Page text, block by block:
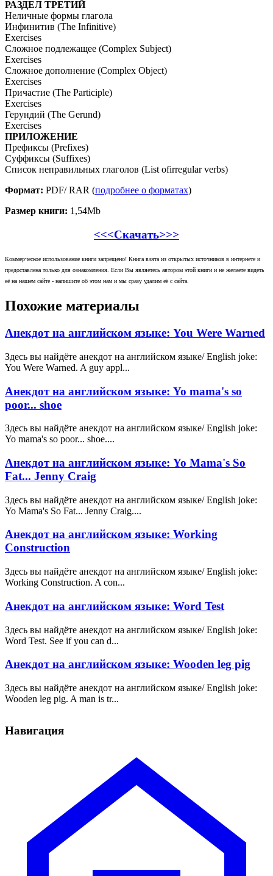
РАЗДЕЛ ТРЕТИЙ
Неличные формы глагола
Инфинитив (The Infinitive)
Exercises
Сложное подлежащее (Complex Subject)
Exercises
Сложное дополнение (Complex Object)
Exercises
Причастие (The Participle)
Exercises
Герундий (The Gerund)
Exercises
ПРИЛОЖЕНИЕ
Префиксы (Prefixes)
Суффиксы (Suffixes)
Список неправильных глаголов (List ofirregular verbs)
Формат: PDF/ RAR (подробнее о форматах)
Размер книги: 1,54Mb
<<<Скачать>>>
Коммерческое использование книги запрещено! Книга взята из открытых источников в интернете и
предоставлена только для ознакомления. Если Вы являетесь автором этой книги и не желаете видеть
её на нашем сайте - напишите об этом нам и мы сразу удалим её с сайта.
Похожие материалы
Анекдот на английском языке: You Were Warned
Здесь вы найдёте анекдот на английском языке/ English joke:
You Were Warned. A guy appl...
Анекдот на английском языке: Yo mama's so
poor... shoe
Здесь вы найдёте анекдот на английском языке/ English joke:
Yo mama's so poor... shoe....
Анекдот на английском языке: Yo Mama's So
Fat... Jenny Craig
Здесь вы найдёте анекдот на английском языке/ English joke:
Yo Mama's So Fat... Jenny Craig....
Анекдот на английском языке: Working
Construction
Здесь вы найдёте анекдот на английском языке/ English joke:
Working Construction. A con...
Анекдот на английском языке: Word Test
Здесь вы найдёте анекдот на английском языке/ English joke:
Word Test. See if you can d...
Анекдот на английском языке: Wooden leg pig
Здесь вы найдёте анекдот на английском языке/ English joke:
Wooden leg pig. A man is tr...
Навигация